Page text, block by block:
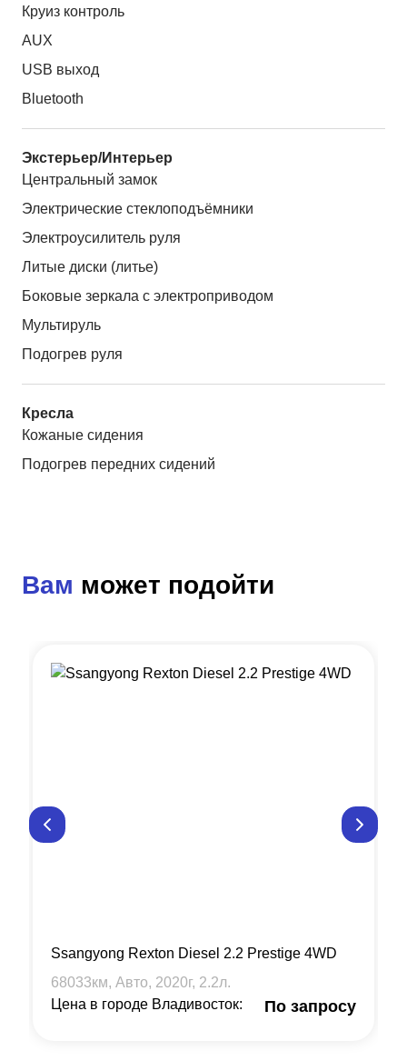
Круиз контроль
AUX
USB выход
Bluetooth
Экстерьер/Интерьер
Центральный замок
Электрические стеклоподъёмники
Электроусилитель руля
Литые диски (литье)
Боковые зеркала с электроприводом
Мультируль
Подогрев руля
Кресла
Кожаные сидения
Подогрев передних сидений
Вам может подойти
Ssangyong Rexton Diesel 2.2 Prestige 4WD
68033км, Авто, 2020г, 2.2л.
Цена в городе Владивосток:
По запросу